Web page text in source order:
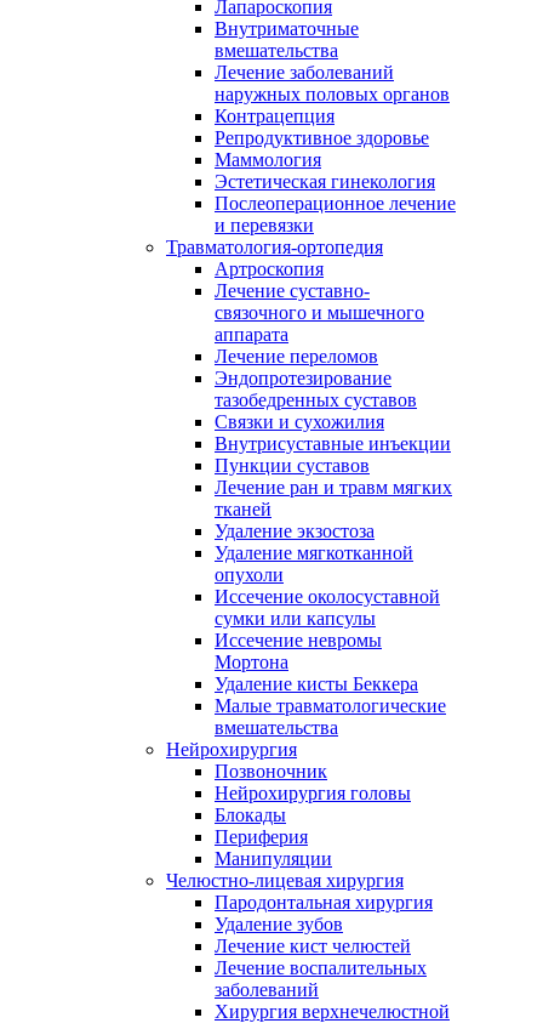
Лапароскопия
Внутриматочные
вмешательства
Лечение заболеваний
наружных половых органов
Контрацепция
Репродуктивное здоровье
Маммология
Эстетическая гинекология
Послеоперационное лечение
и перевязки
Травматология-ортопедия
Артроскопия
Лечение суставно-
связочного и мышечного
аппарата
Лечение переломов
Эндопротезирование
тазобедренных суставов
Связки и сухожилия
Внутрисуставные инъекции
Пункции суставов
Лечение ран и травм мягких
тканей
Удаление экзостоза
Удаление мягкотканной
опухоли
Иссечение околосуставной
сумки или капсулы
Иссечение невромы
Мортона
Удаление кисты Беккера
Малые травматологические
вмешательства
Нейрохирургия
Позвоночник
Нейрохирургия головы
Блокады
Периферия
Манипуляции
Челюстно-лицевая хирургия
Пародонтальная хирургия
Удаление зубов
Лечение кист челюстей
Лечение воспалительных
заболеваний
Хирургия верхнечелюстной